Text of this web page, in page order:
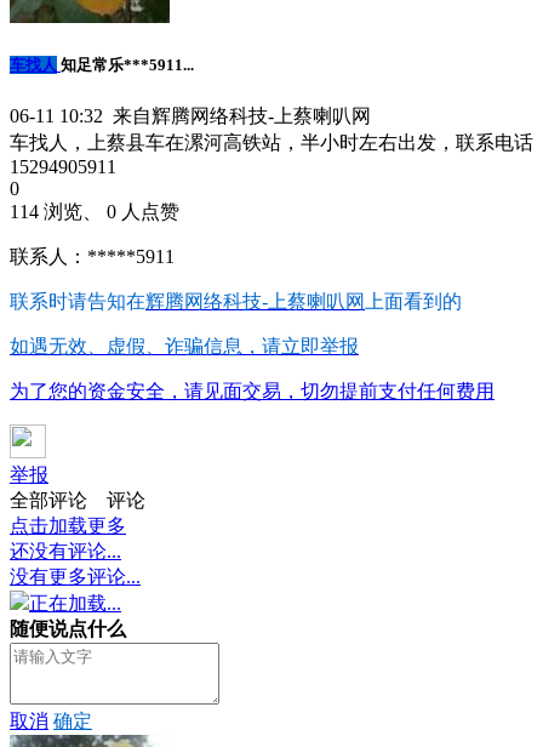
车找人 知足常乐***5911...
06-11 10:32 来自辉腾网络科技-上蔡喇叭网
车找人，上蔡县车在漯河高铁站，半小时左右出发，联系电话
15294905911
0
114 浏览、 0 人点赞
联系人：*****5911
联系时请告知在辉腾网络科技-上蔡喇叭网 上面看到的
如遇无效、虚假、诈骗信息，请立即举报
为了您的资金安全，请见面交易，切勿提前支付任何费用
举报
全部评论
评论
点击加载更多
还没有评论...
没有更多评论...
正在加载...
随便说点什么
取消 确定